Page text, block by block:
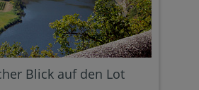
Blick auf den Lot